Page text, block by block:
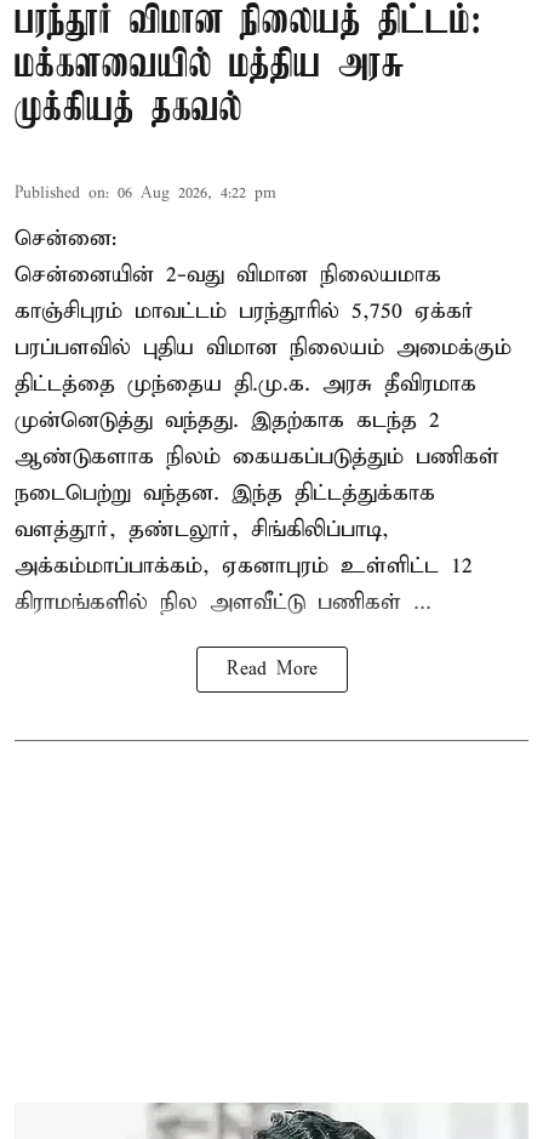
பரந்தூர் விமான நிலையத் திட்டம்:
மக்களவையில் மத்திய அரசு
முக்கியத் தகவல்
Published on: 06 Aug 2026, 4:22 pm
சென்னை:
சென்னையின் 2-வது விமான நிலையமாக
காஞ்சிபுரம் மாவட்டம் பரந்தூரில் 5,750 ஏக்கர்
பரப்பளவில் புதிய விமான நிலையம் அமைக்கும்
திட்டத்தை முந்தைய தி.மு.க. அரசு தீவிரமாக
முன்னெடுத்து வந்தது. இதற்காக கடந்த 2
ஆண்டுகளாக நிலம் கையகப்படுத்தும் பணிகள்
நடைபெற்று வந்தன. இந்த திட்டத்துக்காக
வளத்தூர், தண்டலூர், சிங்கிலிப்பாடி,
அக்கம்மாப்பாக்கம், ஏகனாபுரம் உள்ளிட்ட 12
கிராமங்களில் நில அளவீட்டு பணிகள் ...
Read More